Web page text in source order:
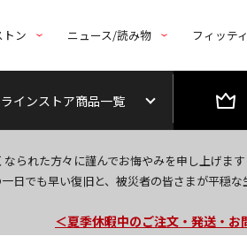
トン ニュース/読み物 フィッテ
インストア商品一覧
られた方々に謹んでお悔やみを申し上げま
日でも早い復旧と、被災者の皆さまが平穏な
今なら新規会員登録で1,000円
＜商品配送に関するお知らせ＞
＜夏季休暇中のご注文・発送・お